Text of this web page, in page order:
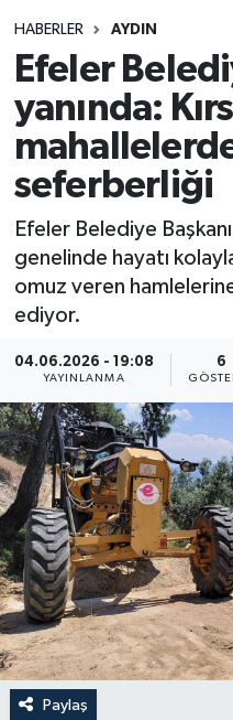
HABERLER AYDIN
Efeler
yanında:
seferberliği
Efeler Belediye
genelinde hayatı
omuz veren
ediyor.
04.06.2026 - 19:08
YAYINLANMA
6
Paylaş